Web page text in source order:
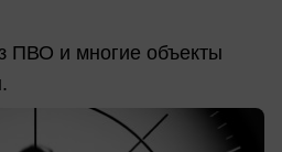
ПВО и многие объекты